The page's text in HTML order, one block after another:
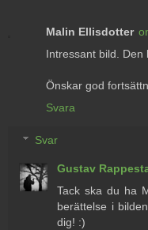
Malin Ellisdotter
Intressant bild. Den
Önskar god
Svara
Svar
Gustav
Tack ska du ha
berättelse i
dig! :)